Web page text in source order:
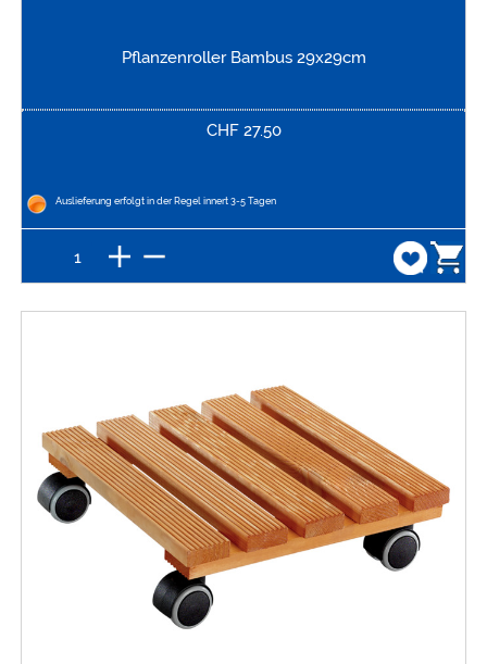
Pflanzenroller Bambus 29x29cm
CHF 27.50
Auslieferung erfolgt in der Regel innert 3-5 Tagen